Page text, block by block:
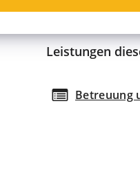
Leistungen
Betreuung